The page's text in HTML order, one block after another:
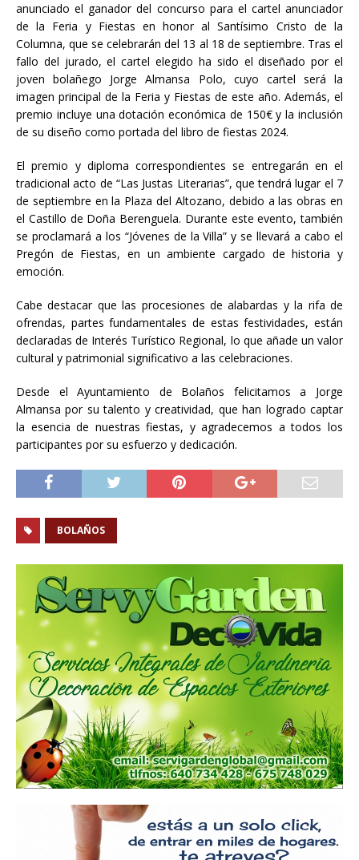
anunciado el ganador del concurso para el cartel anunciador
de la Feria y Fiestas en honor al Santísimo Cristo de la
Columna, que se celebrarán del 13 al 18 de septiembre. Tras el
fallo del jurado, el cartel elegido ha sido el diseñado por el
joven bolañego Jorge Almansa Polo, cuyo cartel será la
imagen principal de la Feria y Fiestas de este año. Además, el
premio incluye una dotación económica de 150€ y la inclusión
de su diseño como portada del libro de fiestas 2024.
El premio y diploma correspondientes se entregarán en el
tradicional acto de “Las Justas Literarias”, que tendrá lugar el 7
de septiembre en la Plaza del Altozano, debido a las obras en
el Castillo de Doña Berenguela. Durante este evento, también
se proclamará a los “Jóvenes de la Villa” y se llevará a cabo el
Pregón de Fiestas, en un ambiente cargado de historia y
emoción.
Cabe destacar que las procesiones de alabardas y la rifa de
ofrendas, partes fundamentales de estas festividades, están
declaradas de Interés Turístico Regional, lo que añade un valor
cultural y patrimonial significativo a las celebraciones.
Desde el Ayuntamiento de Bolaños felicitamos a Jorge
Almansa por su talento y creatividad, que han logrado captar
la esencia de nuestras fiestas, y agradecemos a todos los
participantes por su esfuerzo y dedicación.
BOLAÑOS